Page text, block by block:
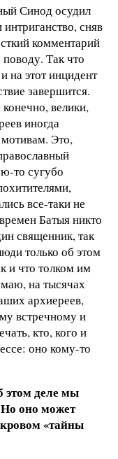
Синод осудил
сняв
комментарий
Так что
на этот инцидент
завершится.
велики,
иногда
Это,
то сугубо
все-таки не
Батыя никто
священник, так
только об этом
и что толком им
на тысячах
архиереев,
встречному и
кто, кого и
оно кому-то
этом деле мы
оно может
«тайны